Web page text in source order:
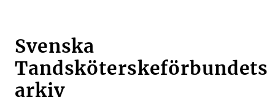
Svenska
Tandsköterskeförbundets
arkiv